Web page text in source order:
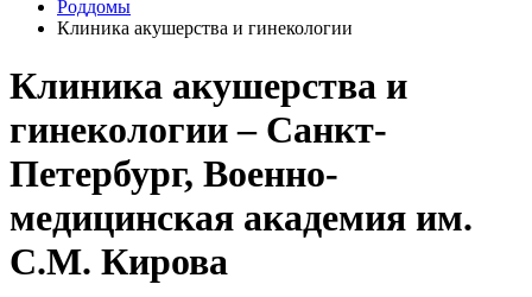
Роддомы
Клиника акушерства и гинекологии
Клиника акушерства и
гинекологии – Санкт-
Петербург, Военно-
медицинская академия им.
С.М. Кирова